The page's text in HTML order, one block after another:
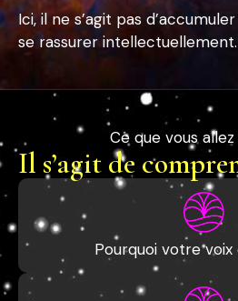
Ici, il ne s’agit pas
se rassurer intellectuellement.
Ce que vous
Il s’agit de
Pourquoi votre